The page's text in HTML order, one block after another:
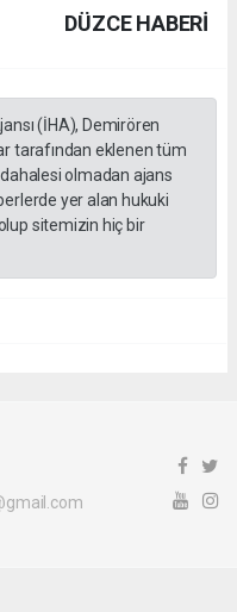
DÜZCE HABERİ
(İHA), Demirören
tarafından eklenen tüm
olmadan ajans
yer alan hukuki
sitemizin hiç bir